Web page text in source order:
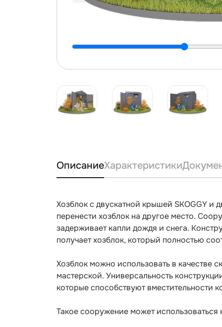
ОписаниеХарактеристики
Хозблок с двускатной крышей SKOGGY
перенести хозблок на другое место.
задерживает капли дождя и снега.
получает хозблок, который полностью
Хозблок можно использовать в качестве
мастерской. Универсальность
которые способствуют вместительности
Такое сооружение может использоваться